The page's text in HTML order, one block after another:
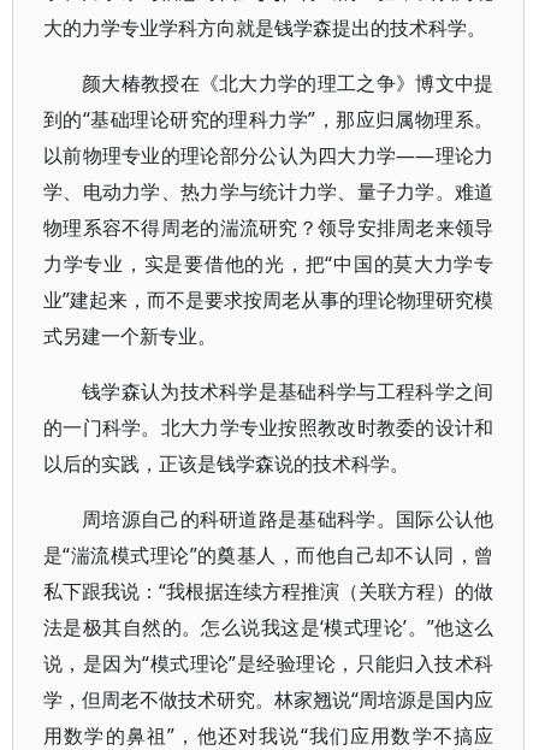
大的力学专业学科方向就是钱学森提出的技术科学。
颜大椿教授在《北大力学的理工之争》博文中提
到的“基础理论研究的理科力学”，那应归属物理系。
以前物理专业的理论部分公认为四大力学——理论力
学、电动力学、热力学与统计力学、量子力学。难道
物理系容不得周老的湍流研究？领导安排周老来领导
力学专业，实是要借他的光，把“中国的莫大力学专
业”建起来，而不是要求按周老从事的理论物理研究模
式另建一个新专业。
钱学森认为技术科学是基础科学与工程科学之间
的一门科学。北大力学专业按照教改时教委的设计和
以后的实践，正该是钱学森说的技术科学。
周培源自己的科研道路是基础科学。国际公认他
是“湍流模式理论”的奠基人，而他自己却不认同，曾
私下跟我说：“我根据连续方程推演（关联方程）的做
法是极其自然的。怎么说我这是‘模式理论’。”他这么
说，是因为“模式理论”是经验理论，只能归入技术科
学，但周老不做技术研究。林家翘说“周培源是国内应
用数学的鼻祖”，他还对我说“我们应用数学不搞应